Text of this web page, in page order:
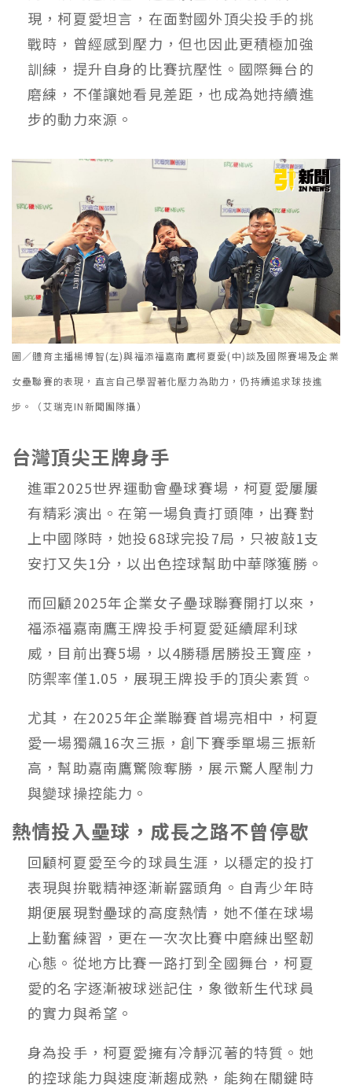
現，柯夏愛坦言，在面對國外頂尖投手的挑
戰時，曾經感到壓力，但也因此更積極加強
訓練，提升自身的比賽抗壓性。國際舞台的
磨練，不僅讓她看見差距，也成為她持續進
步的動力來源。
圖／體育主播楊博智(左)與福添福嘉南鷹柯夏愛(中)談及國際賽場及企業
女壘聯賽的表現，直言自己學習著化壓力為助力，仍持續追求球技進
步。（艾瑞克IN新聞團隊攝）
台灣頂尖王牌身手
進軍2025世界運動會壘球賽場，柯夏愛屢屢
有精彩演出。在第一場負責打頭陣，出賽對
上中國隊時，她投68球完投7局，只被敲1支
安打又失1分，以出色控球幫助中華隊獲勝。
而回顧2025年企業女子壘球聯賽開打以來，
福添福嘉南鷹王牌投手柯夏愛延續犀利球
威，目前出賽5場，以4勝穩居勝投王寶座，
防禦率僅1.05，展現王牌投手的頂尖素質。
尤其，在2025年企業聯賽首場亮相中，柯夏
愛一場獨飆16次三振，創下賽季單場三振新
高，幫助嘉南鷹驚險奪勝，展示驚人壓制力
與變球操控能力。
熱情投入壘球，成長之路不曾停歇
回顧柯夏愛至今的球員生涯，以穩定的投打
表現與拚戰精神逐漸嶄露頭角。自青少年時
期便展現對壘球的高度熱情，她不僅在球場
上勤奮練習，更在一次次比賽中磨練出堅韌
心態。從地方比賽一路打到全國舞台，柯夏
愛的名字逐漸被球迷記住，象徵新生代球員
的實力與希望。
身為投手，柯夏愛擁有冷靜沉著的特質。她
的控球能力與速度漸趨成熟，能夠在關鍵時